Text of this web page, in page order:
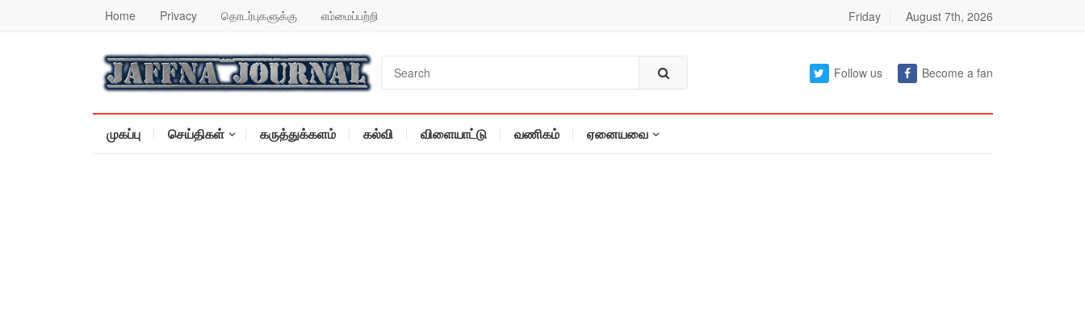
Home Privacy தொடர்புகளுக்கு எம்மைப்பற்றி Friday August 7th, 2026
Follow us Become a fan
முகப்பு செய்திகள் கருத்துக்களம் கல்வி விளையாட்டு வணிகம் ஏனையவை